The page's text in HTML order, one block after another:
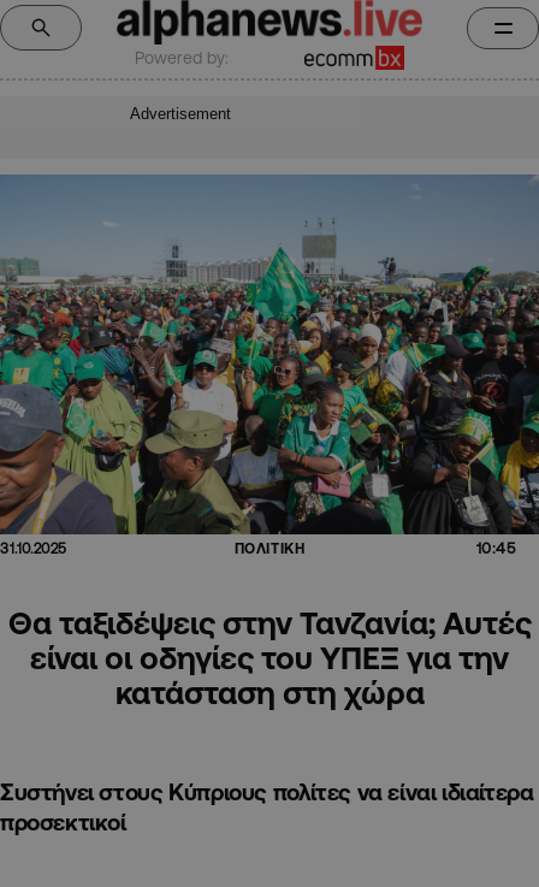
Powered by:
Advertisement
31.10.2025 ΠΟΛΙΤΙΚΗ 10:45
Θα ταξιδέψεις στην Τανζανία; Αυτές
είναι οι οδηγίες του ΥΠΕΞ για την
κατάσταση στη χώρα
Συστήνει στους Κύπριους πολίτες να είναι ιδιαίτερα
προσεκτικοί